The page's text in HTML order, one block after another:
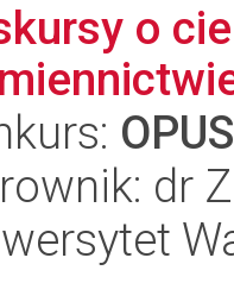
o
dr